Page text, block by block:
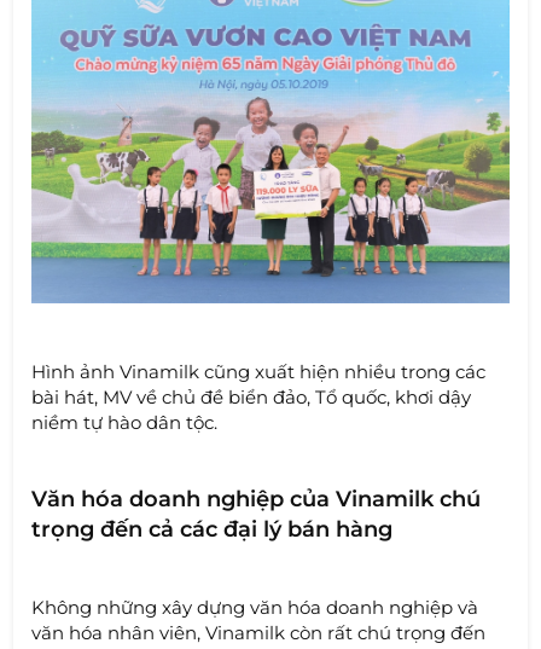
Hình ảnh Vinamilk cũng xuất hiện nhiều trong các
bài hát, MV về chủ đề biển đảo, Tổ quốc, khơi dậy
niềm tự hào dân tộc.
Văn hóa doanh nghiệp của Vinamilk chú
trọng đến cả các đại lý bán hàng
Không những xây dựng văn hóa doanh nghiệp và
văn hóa nhân viên, Vinamilk còn rất chú trọng đến